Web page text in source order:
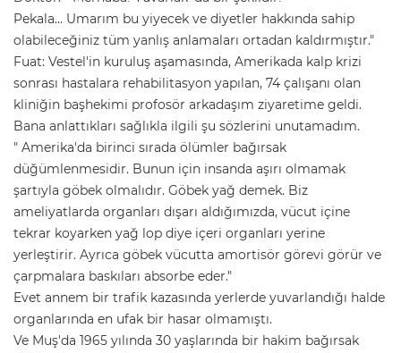
Pekala... Umarım bu yiyecek ve diyetler hakkında sahip
olabileceğiniz tüm yanlış anlamaları ortadan kaldırmıştır."
Fuat: Vestel'in kuruluş aşamasında, Amerikada kalp krizi
sonrası hastalara rehabilitasyon yapılan, 74 çalışanı olan
kliniğin başhekimi profosör arkadaşım ziyaretime geldi.
Bana anlattıkları sağlıkla ilgili şu sözlerini unutamadım.
" Amerika'da birinci sırada ölümler bağırsak
düğümlenmesidir. Bunun için insanda aşırı olmamak
şartıyla göbek olmalıdır. Göbek yağ demek. Biz
ameliyatlarda organları dışarı aldığımızda, vücut içine
tekrar koyarken yağ lop diye içeri organları yerine
yerleştirir. Ayrıca göbek vücutta amortisör görevi görür ve
çarpmalara baskıları absorbe eder."
Evet annem bir trafik kazasında yerlerde yuvarlandığı halde
organlarında en ufak bir hasar olmamıştı.
Ve Muş'da 1965 yılında 30 yaşlarında bir hakim bağırsak